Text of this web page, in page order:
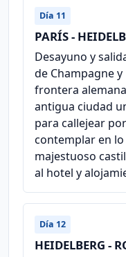
Día 11
PARÍS -
Desayuno y
de Champagne y
frontera
antigua ciudad
para callejear
contemplar en
majestuoso
al hotel y
Día 12
HEIDELBERG -